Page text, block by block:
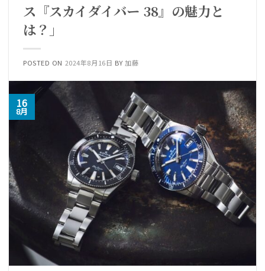
ス『スカイダイバー 38』の魅力と
は？」
POSTED ON 2024年8月16日 BY加藤
16
8月